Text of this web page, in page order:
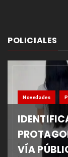
POLICIALES
Novedades
VÍA